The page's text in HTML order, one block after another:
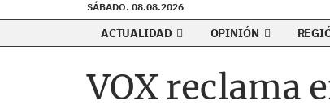
SÁBADO. 08.08.2026
ACTUALIDAD OPINIÓN
VOX reclama